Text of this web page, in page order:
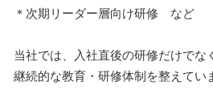
＊次期リーダー層向け研修 など
当社では、入社直後の研修だけでな
継続的な教育・研修体制を整えてい